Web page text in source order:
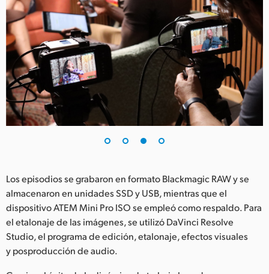
Los episodios se grabaron en formato Blackmagic RAW y se
almacenaron en unidades SSD y USB, mientras que el
dispositivo ATEM Mini Pro ISO se empleó como respaldo. Para
el etalonaje de las imágenes, se utilizó DaVinci Resolve
Studio, el programa de edición, etalonaje, efectos visuales
y posproducción de audio.